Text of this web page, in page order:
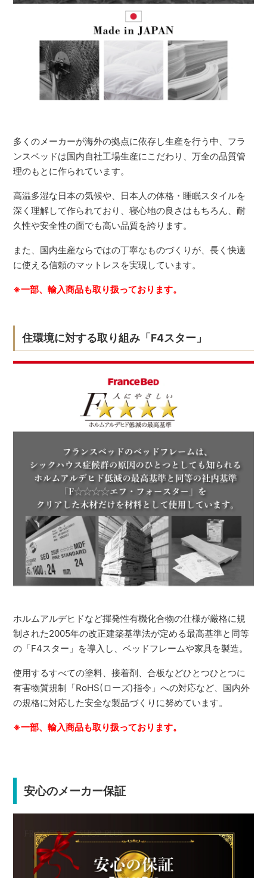
多くのメーカーが海外の拠点に依存し生産を行う中、フラ
ンスベッドは国内自社工場生産にこだわり、万全の品質管
理のもとに作られています。
高温多湿な日本の気候や、日本人の体格・睡眠スタイルを
深く理解して作られており、寝心地の良さはもちろん、耐
久性や安全性の面でも高い品質を誇ります。
また、国内生産ならではの丁寧なものづくりが、長く快適
に使える信頼のマットレスを実現しています。
※一部、輸入商品も取り扱っております。
住環境に対する取り組み「F4スター」
ホルムアルデヒドなど揮発性有機化合物の仕様が厳格に規
制された2005年の改正建築基準法が定める最高基準と同等
の「F4スター」を導入し、ベッドフレームや家具を製造。
使用するすべての塗料、接着剤、合板などひとつひとつに
有害物質規制「RoHS(ローズ)指令」への対応など、国内外
の規格に対応した安全な製品づくりに努めています。
※一部、輸入商品も取り扱っております。
安心のメーカー保証